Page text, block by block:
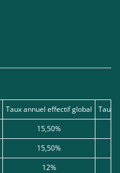
Taux annuel effectif global
Taux
15,50%
15,50%
12%